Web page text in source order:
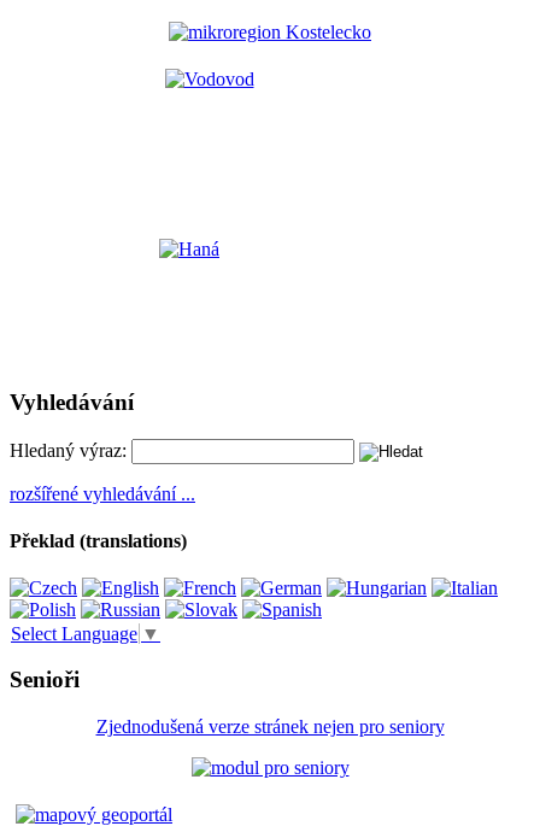
Vyhledávání
Hledaný výraz:
rozšířené vyhledávání ...
Překlad (translations)
Select Language ▼
Senioři
Zjednodušená verze stránek nejen pro seniory